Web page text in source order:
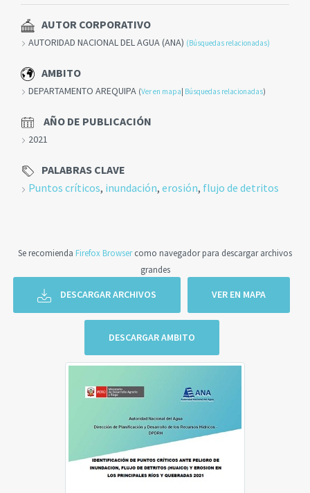
AUTOR CORPORATIVO
AUTORIDAD NACIONAL DEL AGUA (ANA) (Búsquedas relacionadas)
AMBITO
DEPARTAMENTO AREQUIPA (Ver en mapa Búsquedas relacionadas)
AÑO DE PUBLICACIÓN
2021
PALABRAS CLAVE
Puntos críticos, inundación, erosión, flujo de detritos
Se recomienda Firefox Browsercomo navegador para descargar archivos
grandes
DESCARGAR ARCHIVOS VER EN MAPA
DESCARGAR AMBITO